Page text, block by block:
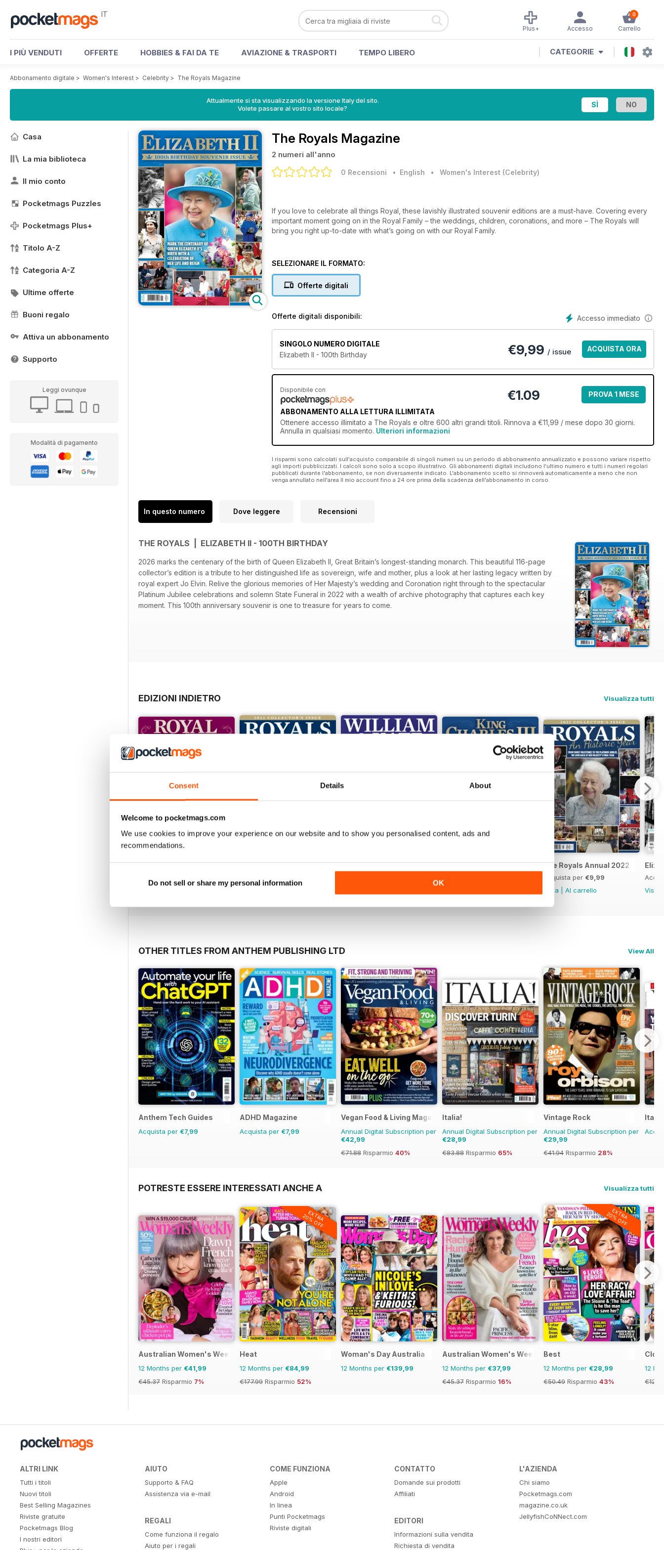
Consent Details About
Welcome to pocketmags.com
We use cookies to improve your experience on our website and to show you personalised content, ads and
recommendations.
Do not sell or share my personal information OK
IT 0
Carrello
Accesso
Plus+
I PIÙ VENDUTI OFFERTE HOBBIES & FAI DA TE AVIAZIONE & TRASPORTI TEMPO LIBERO CATEGORIE
Abbonamento digitale > Women's Interest > Celebrity > The Royals Magazine
Attualmente si sta visualizzando la versione Italy del sito.
Volete passare al vostro sito locale?
Casa
La mia biblioteca
Il mio conto
Pocketmags Puzzles
Pocketmags Plus+
Titolo A-Z
Categoria A-Z
Ultime offerte
Buoni regalo
Attiva un abbonamento
Supporto
Leggi ovunque
Modalità di pagamento
The Royals Magazine
2 numeri all'anno
0 Recensioni • English • Women's Interest (Celebrity)
If you love to celebrate all things Royal, these lavishly illustrated souvenir editions are a must-have. Covering every
important moment going on in the Royal Family – the weddings, children, coronations, and more – The Royals will
bring you right up-to-date with what’s going on with our Royal Family.
SELEZIONARE IL FORMATO:
Offerte digitali
Accesso immediato
Offerte digitali disponibili:
SINGOLO NUMERO DIGITALE
Elizabeth II - 100th Birthday
€9,99 / issue ACQUISTA ORA
Disponibile con
ABBONAMENTO ALLA LETTURA ILLIMITATA
€1.09 PROVA 1 MESE
Ottenere accesso illimitato a The Royals e oltre 600 altri grandi titoli. Rinnova a €11,99 / mese dopo 30 giorni.
Annulla in qualsiasi momento. Ulteriori informazioni
I risparmi sono calcolati sull'acquisto comparabile di singoli numeri su un periodo di abbonamento annualizzato e possono variare rispetto
agli importi pubblicizzati. I calcoli sono solo a scopo illustrativo. Gli abbonamenti digitali includono l'ultimo numero e tutti i numeri regolari
pubblicati durante l'abbonamento, se non diversamente indicato. L'abbonamento scelto si rinnoverà automaticamente a meno che non
venga annullato nell'area Il mio account fino a 24 ore prima della scadenza dell'abbonamento in corso.
In questo numero Dove leggere Recensioni
THE ROYALS | ELIZABETH II - 100TH BIRTHDAY
2026 marks the centenary of the birth of Queen Elizabeth II, Great Britain’s longest-standing monarch. This beautiful 116-page
collector’s edition is a tribute to her distinguished life as sovereign, wife and mother, plus a look at her lasting legacy written by
royal expert Jo Elvin. Relive the glorious memories of Her Majesty’s wedding and Coronation right through to the spectacular
Platinum Jubilee celebrations and solemn State Funeral in 2022 with a wealth of archive photography that captures each key
moment. This 100th anniversary souvenir is one to treasure for years to come.
EDIZIONI INDIETRO Visualizza tutti
Royal Women 2024 The Royals Annual 2023 William & Kate 2023 King Charles Coronation The Royals Annual 2022
Acquista per €9,99
Vista
Al carrello
Vista
OTHER TITLES FROM ANTHEM PUBLISHING LTD View All
Anthem Tech Guides
Acquista per €7,99
ADHD Magazine
Acquista per €7,99
Vegan Food & Living Magazine
Annual Digital Subscription per
€42,99
€71.88 Risparmio 40%
Italia!
Annual Digital Subscription per
€28,99
€83.88 Risparmio 65%
Vintage Rock
Annual Digital Subscription per
€29,99
€41.94 Risparmio 28%
POTRESTE ESSERE INTERESSATI ANCHE A Visualizza tutti
Australian Women's Weekly
12 Months per €41,99
€45.37 Risparmio 7%
EXTRA
20% OFF
Heat
12 Months per €84,99
€177.99 Risparmio 52%
Woman's Day Australia
12 Months per €139,99
Australian Women's Weekly NZ
12 Months per €37,99
€45.37 Risparmio 16%
EXTRA
20% OFF
Best
12 Months per €28,99
€50.49 Risparmio 43%
12
ALTRI LINK
Tutti i titoli
Nuovi titoli
Best Selling Magazines
Riviste gratuite
Pocketmags Blog
I nostri editori
AIUTO
Supporto & FAQ
Assistenza via e-mail
REGALI
Come funziona il regalo
Aiuto per i regali
COME FUNZIONA
Apple
Android
In linea
Punti Pocketmags
Riviste digitali
CONTATTO
Domande sui prodotti
Affiliati
EDITORI
Informazioni sulla vendita
Richiesta di vendita
L'AZIENDA
Chi siamo
Pocketmags.com
magazine.co.uk
JellyfishCoNNect.com